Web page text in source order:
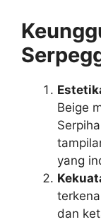
Beige
yang
dan